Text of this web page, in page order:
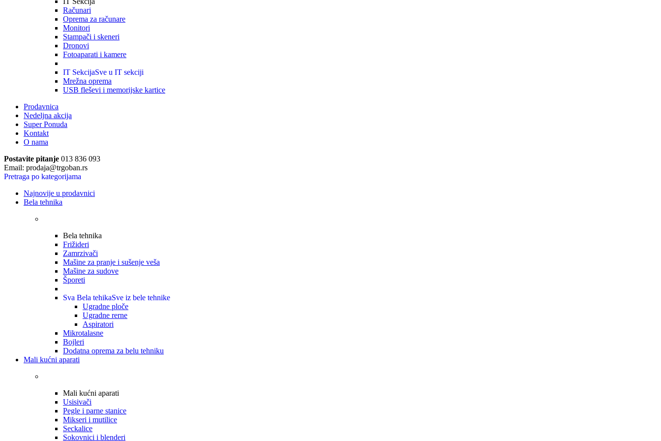
Računari
Oprema za računare
Monitori
Stampači i skeneri
Dronovi
Fotoaparati i kamere
IT SekcijaSve u IT sekciji
Mrežna oprema
USB fleševi i memorijske kartice
Prodavnica
Nedeljna akcija
Super Ponuda
Kontakt
O nama
Postavite pitanje 013 836 093
Email: prodaja@trgoban.rs
Pretraga po kategorijama
Najnovije u prodavnici
Bela tehnika
Bela tehnika
Frižideri
Zamrzivači
Mašine za pranje i sušenje veša
Mašine za sudove
Šporeti
Sva Bela tehikaSve iz bele tehnike
Ugradne ploče
Ugradne rerne
Aspiratori
Mikrotalasne
Bojleri
Dodatna oprema za belu tehniku
Mali kućni aparati
Mali kućni aparati
Usisivači
Pegle i parne stanice
Mikseri i mutilice
Seckalice
Sokovnici i blenderi